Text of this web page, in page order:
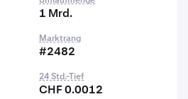
1 Mrd.
Marktrang
#2482
24 Std.-Tief
CHF 0.0012